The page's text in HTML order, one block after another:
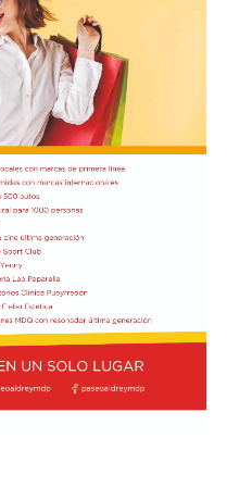
del entrenador.
tan aguda en
un tramo que
de solidez y
del ciclo de Rodolfo
el equipo logró la
de la Copa Argentina
Junín y obtuvo un
en la ida de los
en la Bombonera.
frenó de golpe. En la
Boca sufrió una dura
Riestra, un